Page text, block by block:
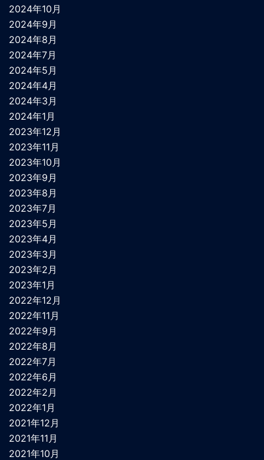
2024年10月
2024年9月
2024年8月
2024年7月
2024年5月
2024年4月
2024年3月
2024年1月
2023年12月
2023年11月
2023年10月
2023年9月
2023年8月
2023年7月
2023年5月
2023年4月
2023年3月
2023年2月
2023年1月
2022年12月
2022年11月
2022年9月
2022年8月
2022年7月
2022年6月
2022年2月
2022年1月
2021年12月
2021年11月
2021年10月